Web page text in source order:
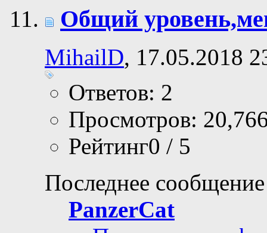
Общий
MihailD, 17.05.2018
Ответов: 2
Просмотров:
Рейтинг0 / 5
Последнее
PanzerCat